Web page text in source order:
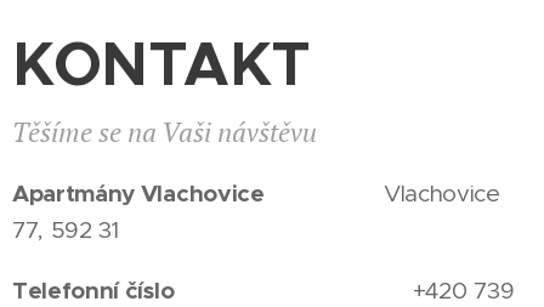
KONTAKT
Těšíme se na Vaši návštěvu
Apartmány Vlachovice Vlachovice
77, 592 31
Telefonní číslo +420 739